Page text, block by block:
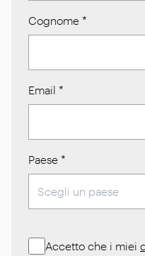
Cognome *
Email *
Paese *
Accetto che i miei